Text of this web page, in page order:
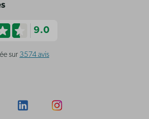
9.0
sur 3574 avis